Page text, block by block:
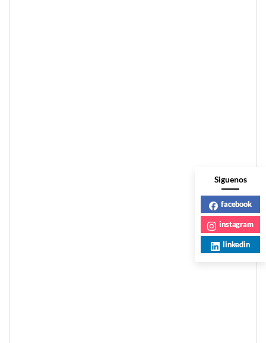
Siguenos
facebook
instagram
linkedin